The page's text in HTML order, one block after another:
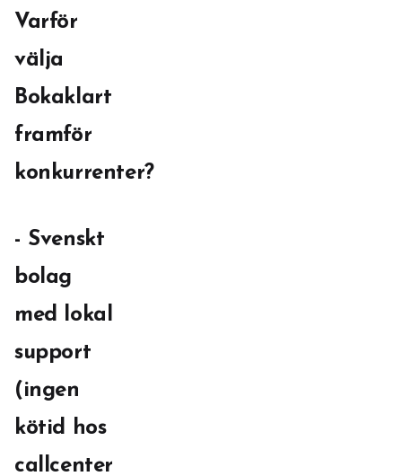
Varför
välja
Bokaklart
framför
konkurrenter?
- Svenskt
bolag
med lokal
support
(ingen
kötid hos
callcenter